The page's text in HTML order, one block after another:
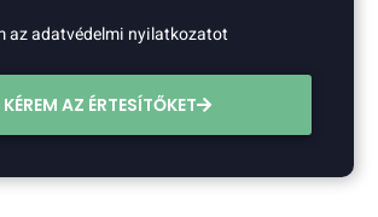
az adatvédelmi nyilatkozatot
KÉREM AZ ÉRTESÍTŐKET